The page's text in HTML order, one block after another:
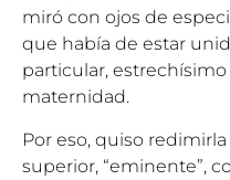
miró con ojos de
que había de estar
particular,
maternidad.
Por eso, quiso
superior, “eminente”,